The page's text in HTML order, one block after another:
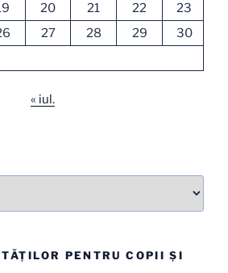
20 21 22
23
27 28 29
30
« iul.
PENTRU COPII ȘI